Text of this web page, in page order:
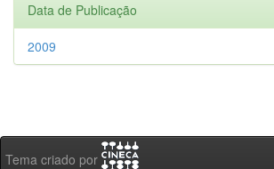
Data de Publicação
2009
Tema criado por